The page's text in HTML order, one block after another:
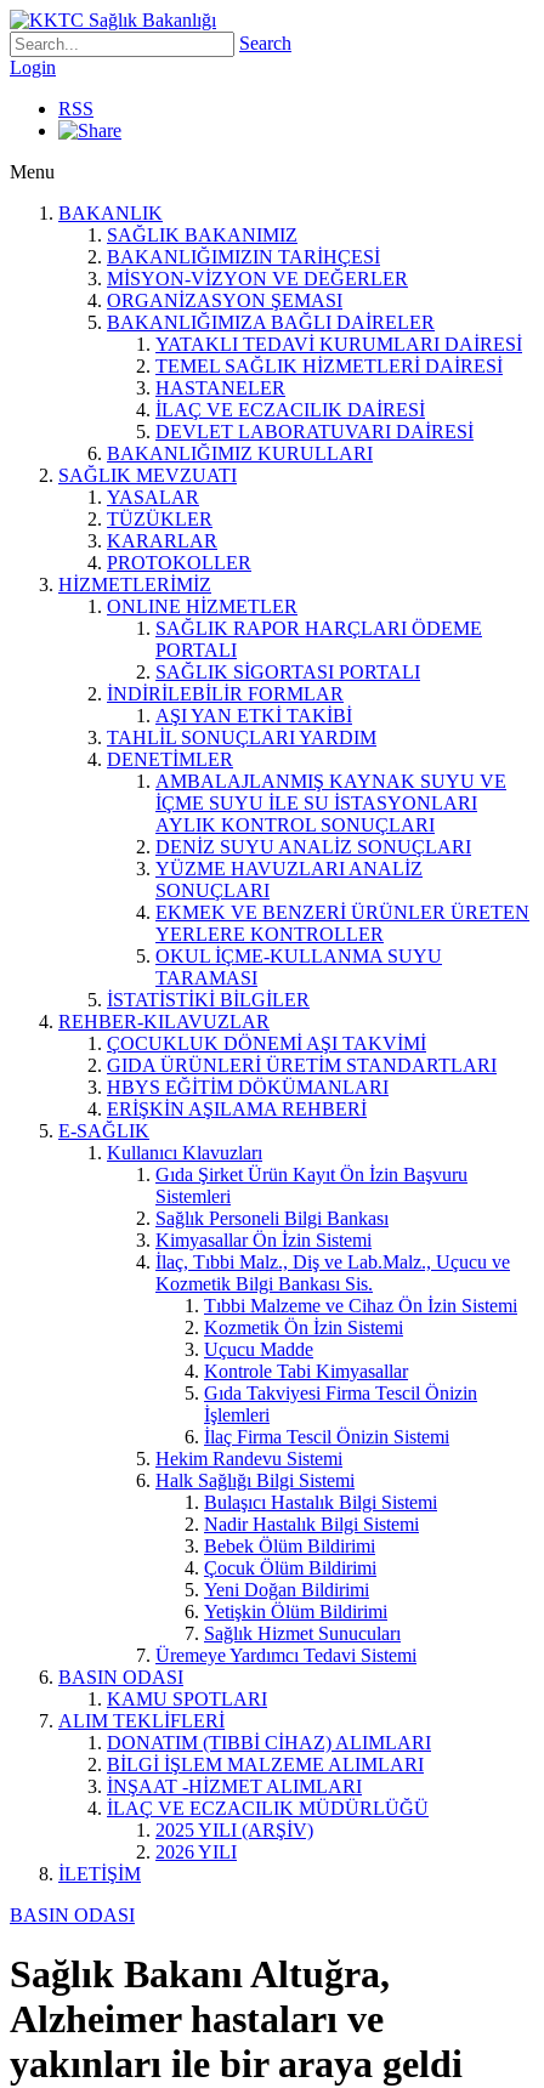
Search
Login
RSS
Menu
BAKANLIK
SAĞLIK BAKANIMIZ
BAKANLIĞIMIZIN TARİHÇESİ
MİSYON-VİZYON VE DEĞERLER
ORGANİZASYON ŞEMASI
BAKANLIĞIMIZA BAĞLI DAİRELER
YATAKLI TEDAVİ KURUMLARI DAİRESİ
TEMEL SAĞLIK HİZMETLERİ DAİRESİ
HASTANELER
İLAÇ VE ECZACILIK DAİRESİ
DEVLET LABORATUVARI DAİRESİ
BAKANLIĞIMIZ KURULLARI
SAĞLIK MEVZUATI
YASALAR
TÜZÜKLER
KARARLAR
PROTOKOLLER
HİZMETLERİMİZ
ONLINE HİZMETLER
SAĞLIK RAPOR HARÇLARI ÖDEME
PORTALI
SAĞLIK SİGORTASI PORTALI
İNDİRİLEBİLİR FORMLAR
AŞI YAN ETKİ TAKİBİ
TAHLİL SONUÇLARI YARDIM
DENETİMLER
AMBALAJLANMIŞ KAYNAK SUYU VE
İÇME SUYU İLE SU İSTASYONLARI
AYLIK KONTROL SONUÇLARI
DENİZ SUYU ANALİZ SONUÇLARI
YÜZME HAVUZLARI ANALİZ
SONUÇLARI
EKMEK VE BENZERİ ÜRÜNLER ÜRETEN
YERLERE KONTROLLER
OKUL İÇME-KULLANMA SUYU
TARAMASI
İSTATİSTİKİ BİLGİLER
REHBER-KILAVUZLAR
ÇOCUKLUK DÖNEMİ AŞI TAKVİMİ
GIDA ÜRÜNLERİ ÜRETİM STANDARTLARI
HBYS EĞİTİM DÖKÜMANLARI
ERİŞKİN AŞILAMA REHBERİ
E-SAĞLIK
Kullanıcı Klavuzları
Gıda Şirket Ürün Kayıt Ön İzin Başvuru
Sistemleri
Sağlık Personeli Bilgi Bankası
Kimyasallar Ön İzin Sistemi
İlaç, Tıbbi Malz., Diş ve Lab.Malz., Uçucu ve
Kozmetik Bilgi Bankası Sis.
Tıbbi Malzeme ve Cihaz Ön İzin Sistemi
Kozmetik Ön İzin Sistemi
Uçucu Madde
Kontrole Tabi Kimyasallar
Gıda Takviyesi Firma Tescil Önizin
İşlemleri
İlaç Firma Tescil Önizin Sistemi
Hekim Randevu Sistemi
Halk Sağlığı Bilgi Sistemi
Bulaşıcı Hastalık Bilgi Sistemi
Nadir Hastalık Bilgi Sistemi
Bebek Ölüm Bildirimi
Çocuk Ölüm Bildirimi
Yeni Doğan Bildirimi
Yetişkin Ölüm Bildirimi
Sağlık Hizmet Sunucuları
Üremeye Yardımcı Tedavi Sistemi
BASIN ODASI
KAMU SPOTLARI
ALIM TEKLİFLERİ
DONATIM (TIBBİ CİHAZ) ALIMLARI
BİLGİ İŞLEM MALZEME ALIMLARI
İNŞAAT -HİZMET ALIMLARI
İLAÇ VE ECZACILIK MÜDÜRLÜĞÜ
2025 YILI (ARŞİV)
2026 YILI
İLETİŞİM
BASIN ODASI
Sağlık Bakanı Altuğra,
Alzheimer hastaları ve
yakınları ile bir araya geldi